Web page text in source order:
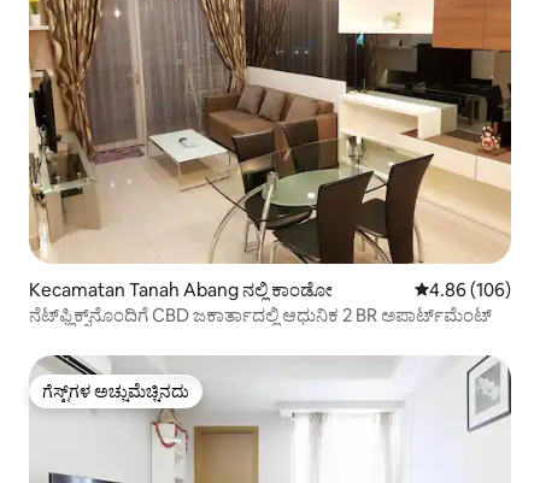
Kecamatan Tanah Abang ನಲ್ಲಿ ಕಾಂಡೋ 5 ರಲ್ಲಿ 4.86
4.86 (106)
ನೆಟ್‌ಫ್ಲಿಕ್ಸ್‌ನೊಂದಿಗೆ CBD ಜಕಾರ್ತಾದಲ್ಲಿ ಆಧುನಿಕ 2 BR ಅಪಾರ್ಟ್‌ಮೆಂಟ್
ಗೆಸ್ಟ್‌ಗಳ ಅಚ್ಚುಮೆಚ್ಚಿನದು
ಗೆಸ್ಟ್‌ಗಳ ಅಚ್ಚುಮೆಚ್ಚಿನದು